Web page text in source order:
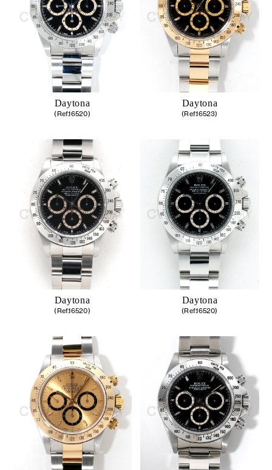
Daytona
(Ref.16520)
Daytona
(Ref.16523)
Daytona
(Ref.16520)
Daytona
(Ref.16520)